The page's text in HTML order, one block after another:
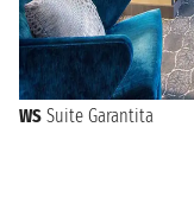
WS Suite Garantita